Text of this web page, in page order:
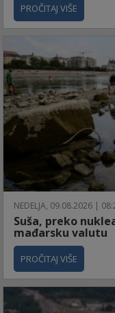
PROČITAJ VIŠE
NEDELJA, 09.08.2026 |
Suša, preko
mađarsku valutu
PROČITAJ VIŠE